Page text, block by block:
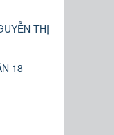
THỊ
18